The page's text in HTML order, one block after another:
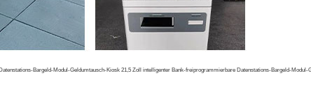
Bargeld-Modul-Geldumtausch-Kiosk 21,5 Zoll intelligenter Bank-freiprogrammierbare Datenstations-Bargeld-Modul-